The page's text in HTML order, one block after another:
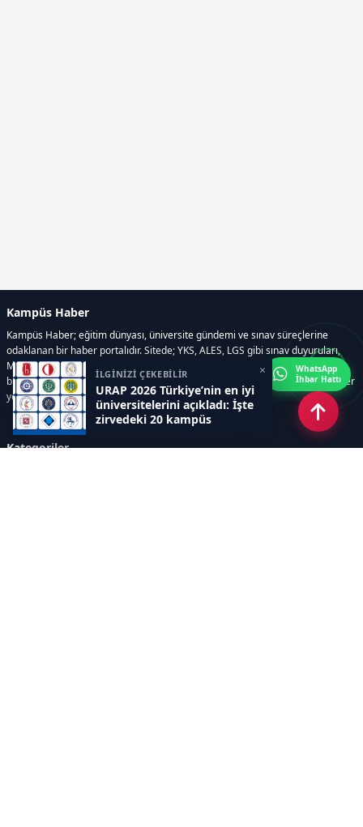
İLGİNİZİ ÇEKEBİLİR
URAP 2026 Türkiye’nin en iyi
üniversitelerini açıkladı: İşte
zirvedeki 20 kampüs
×
Kampüs Haber
Kampüs Haber; eğitim dünyası, üniversite gündemi ve sınav süreçlerine
odaklanan bir haber portalıdır. Sitede; YKS, ALES, LGS gibi sınav duyuruları,
Milli Eğitim Bakanlığı gelişmeleri, üniversite haberleri, rehberlik içerikleri,
bilim ve teknoloji alanındaki yenilikler ile öğrenci yaşamına dair güncel bilgiler
yer alır.
Kategoriler
WhatsApp
İhbar Hattı